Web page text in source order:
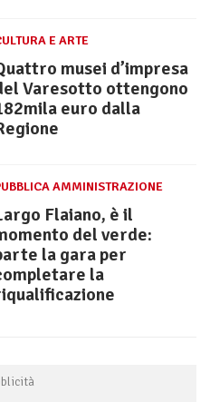
E ARTE
musei d’impresa
Varesotto ottengono
euro dalla
AMMINISTRAZIONE
Flaiano, è il
del verde:
la gara per
la